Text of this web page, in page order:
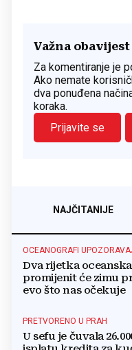
Važna obavijest
Za komentiranje je
Ako nemate
dva ponuđena
koraka.
Prijavite se
NAJČITANIJE
OCEANOGRAFI
Dva rijetka
promijenit će zimu
evo što nas očekuje
PRETVORENO U PRAH
U sefu je čuvala